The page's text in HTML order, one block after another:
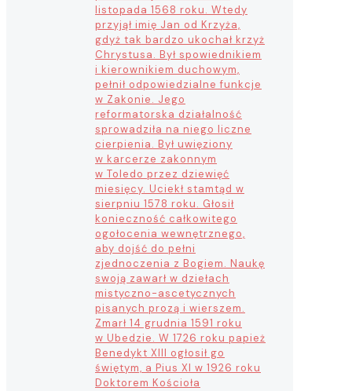
listopada 1568 roku. Wtedy
przyjął imię Jan od Krzyża,
gdyż tak bardzo ukochał krzyż
Chrystusa. Był spowiednikiem
i kierownikiem duchowym,
pełnił odpowiedzialne funkcje
w Zakonie. Jego
reformatorska działalność
sprowadziła na niego liczne
cierpienia. Był uwięziony
w karcerze zakonnym
w Toledo przez dziewięć
miesięcy. Uciekł stamtąd w
sierpniu 1578 roku. Głosił
konieczność całkowitego
ogołocenia wewnętrznego,
aby dojść do pełni
zjednoczenia z Bogiem. Naukę
swoją zawarł w dziełach
mistyczno-ascetycznych
pisanych prozą i wierszem.
Zmarł 14 grudnia 1591 roku
w Ubedzie. W 1726 roku papież
Benedykt XIII ogłosił go
świętym, a Pius XI w 1926 roku
Doktorem Kościoła